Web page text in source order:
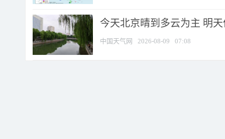
今天北京晴到多云为主 明
中国天气网 2026-08-09 07:08